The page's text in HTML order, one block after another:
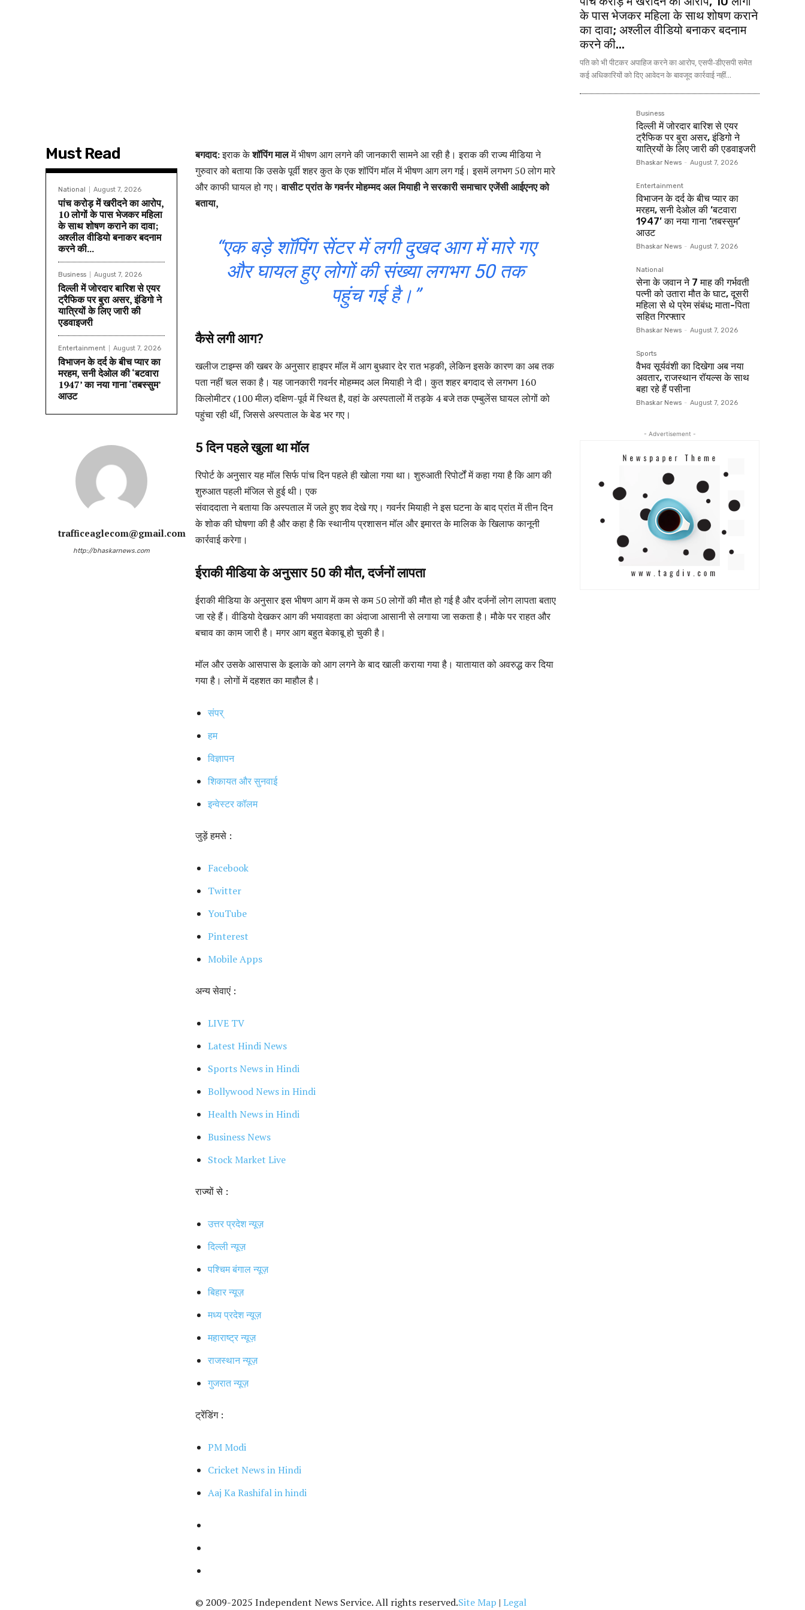
Must Read
National August 7, 2026
पांच करोड़ में खरीदने का आरोप,
10 लोगों के पास भेजकर महिला
के साथ शोषण कराने का दावा;
अश्लील वीडियो बनाकर बदनाम
करने की...
Business August 7, 2026
दिल्ली में जोरदार बारिश से एयर
ट्रैफिक पर बुरा असर, इंडिगो ने
यात्रियों के लिए जारी की
एडवाइजरी
Entertainment August 7, 2026
विभाजन के दर्द के बीच प्यार का
मरहम, सनी देओल की ‘बटवारा
1947’ का नया गाना ‘तबस्सुम’
आउट
trafficeaglecom@gmail.com
http://bhaskarnews.com
बगदाद:इराक केशॉपिंग मालमें भीषण आग लगने की जानकारी सामने आ रही है। इराक की राज्य मीडिया ने
गुरुवार को बताया कि उसके पूर्वी शहर कुत के एक शॉपिंग मॉल में भीषण आग लग गई। इसमें लगभग 50 लोग मारे
और काफी घायल हो गए।वासीट प्रांत के गवर्नर मोहम्मद अल मियाही ने सरकारी समाचार एजेंसी आईएनए को
बताया,
“एक बड़े शॉपिंग सेंटर में लगी दुखद आग में मारे गए
और घायल हुए लोगों की संख्या लगभग 50 तक
पहुंच गई है।”
कैसे लगी आग?
खलीज टाइम्स की खबर के अनुसार हाइपर मॉल में आग बुधवार देर रात भड़की, लेकिन इसके कारण का अब तक
पता नहीं चल सका है। यह जानकारी गवर्नर मोहम्मद अल मियाही ने दी। कुत शहर बगदाद से लगभग 160
किलोमीटर (100 मील) दक्षिण-पूर्व में स्थित है, वहां के अस्पतालों में तड़के 4 बजे तक एम्बुलेंस घायल लोगों को
पहुंचा रही थीं, जिससे अस्पताल के बेड भर गए।
5 दिन पहले खुला था मॉल
रिपोर्ट के अनुसार यह मॉल सिर्फ पांच दिन पहले ही खोला गया था। शुरुआती रिपोर्टों में कहा गया है कि आग की
शुरुआत पहली मंजिल से हुई थी। एक
संवाददाता ने बताया कि अस्पताल में जले हुए शव देखे गए। गवर्नर मियाही ने इस घटना के बाद प्रांत में तीन दिन
के शोक की घोषणा की है और कहा है कि स्थानीय प्रशासन मॉल और इमारत के मालिक के खिलाफ कानूनी
कार्रवाई करेगा।
ईराकी मीडिया के अनुसार 50 की मौत, दर्जनों लापता
ईराकी मीडिया के अनुसार इस भीषण आग में कम से कम 50 लोगों की मौत हो गई है और दर्जनों लोग लापता बताए
जा रहे हैं। वीडियो देखकर आग की भयावहता का अंदाजा आसानी से लगाया जा सकता है। मौके पर राहत और
बचाव का काम जारी है। मगर आग बहुत बेकाबू हो चुकी है।
मॉल और उसके आसपास के इलाके को आग लगने के बाद खाली कराया गया है। यातायात को अवरुद्ध कर दिया
गया है। लोगों में दहशत का माहौल है।
संपर्
हम
विज्ञापन
शिकायत और सुनवाई
इन्वेस्टर कॉलम
जुड़ें हमसे :
Facebook
Twitter
YouTube
Pinterest
Mobile Apps
अन्य सेवाएं :
LIVE TV
Latest Hindi News
Sports News in Hindi
Bollywood News in Hindi
Health News in Hindi
Business News
Stock Market Live
राज्यों से :
उत्तर प्रदेश न्यूज़
दिल्ली न्यूज़
पश्चिम बंगाल न्यूज़
बिहार न्यूज़
मध्य प्रदेश न्यूज़
महाराष्ट्र न्यूज़
राजस्थान न्यूज़
गुजरात न्यूज़
ट्रेंडिंग :
PM Modi
Cricket News in Hindi
Aaj Ka Rashifal in hindi
© 2009-2025 Independent News Service. All rights reserved.Site Map | Legal
के पास भेजकर महिला के साथ शोषण कराने
का दावा; अश्लील वीडियो बनाकर बदनाम
करने की...
पति को भी पीटकर अपाहिज करने का आरोप, एसपी-डीएसपी समेत
कई अधिकारियों को दिए आवेदन के बावजूद कार्रवाई नहीं...
Business
दिल्ली में जोरदार बारिश से एयर
ट्रैफिक पर बुरा असर, इंडिगो ने
यात्रियों के लिए जारी की एडवाइजरी
Bhaskar News - August 7, 2026
Entertainment
विभाजन के दर्द के बीच प्यार का
मरहम, सनी देओल की ‘बटवारा
1947’ का नया गाना ‘तबस्सुम’
आउट
Bhaskar News - August 7, 2026
National
सेना के जवान ने 7 माह की गर्भवती
पत्नी को उतारा मौत के घाट, दूसरी
महिला से थे प्रेम संबंध; माता-पिता
सहित गिरफ्तार
Bhaskar News - August 7, 2026
Sports
वैभव सूर्यवंशी का दिखेगा अब नया
अवतार, राजस्थान रॉयल्स के साथ
बहा रहे हैं पसीना
Bhaskar News - August 7, 2026
- Advertisement -